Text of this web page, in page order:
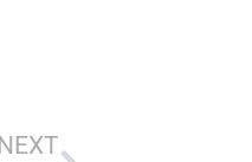
NEXT